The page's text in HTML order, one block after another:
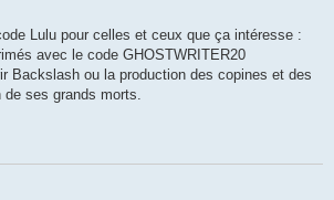
Lulu pour celles et ceux que ça intéresse :
avec le code GHOSTWRITER20
Backslash ou la production des copines et des
ses grands morts.